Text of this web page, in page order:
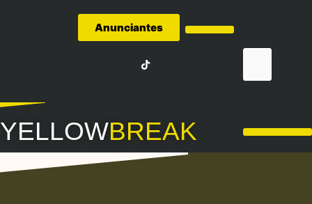
Anunciantes
YELLOWBREAK